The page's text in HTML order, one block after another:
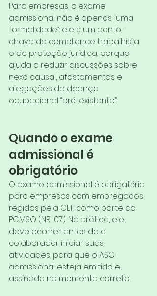
Para empresas, o exame
admissional não é apenas “uma
formalidade”: ele é um ponto-
chave de compliance trabalhista
e de proteção jurídica, porque
ajuda a reduzir discussões sobre
nexo causal, afastamentos e
alegações de doença
ocupacional “pré-existente”.
Quando o exame
admissional é
obrigatório
O exame admissional é obrigatório
para empresas com empregados
regidos pela CLT, como parte do
PCMSO (NR-07). Na prática, ele
deve ocorrer antes de o
colaborador iniciar suas
atividades, para que o ASO
admissional esteja emitido e
assinado no momento correto.